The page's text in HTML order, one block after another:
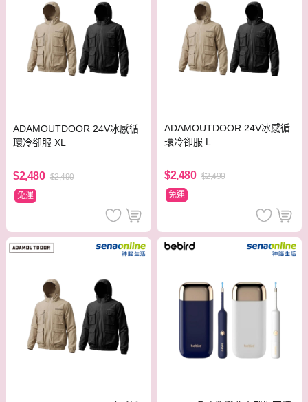
ADAMOUTDOOR 24V冰感循
環冷卻服 XL
$2,480 $2,490
免運
ADAMOUTDOOR 24V冰感循
環冷卻服 L
$2,480 $2,490
免運